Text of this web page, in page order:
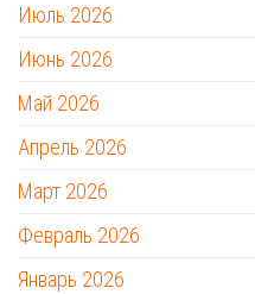
Июль 2026
Июнь 2026
Май 2026
Апрель 2026
Март 2026
Февраль 2026
Январь 2026